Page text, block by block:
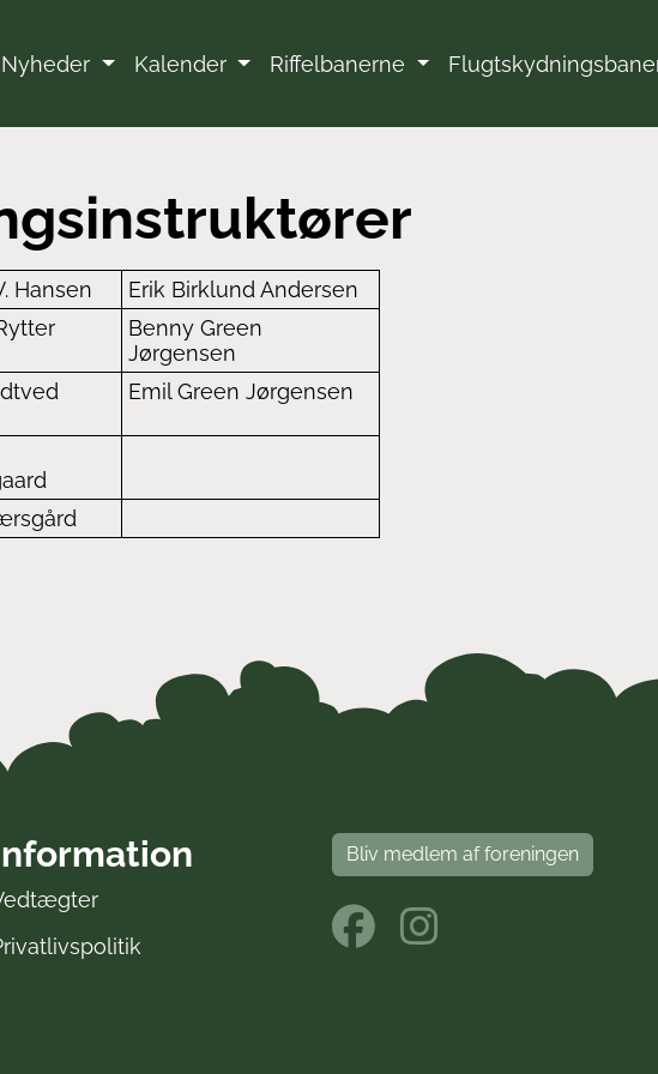
Nyheder Kalender Riffelbanerne
Hansen
Erik Birklund Andersen
Benny Green
Jørgensen
Emil Green Jørgensen
Bliv medlem af foreningen